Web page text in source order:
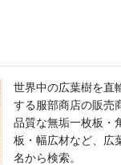
世界中の広葉樹を直
する服部商店の販売
品質な無垢一枚板・
板・幅広材など、広
名から検索。